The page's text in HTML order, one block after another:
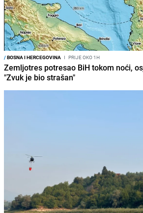
/BOSNA I HERCEGOVINA I PRIJE OKO 1H
Zemljotres potresao BiH tokom noći,
"Zvuk je bio strašan"